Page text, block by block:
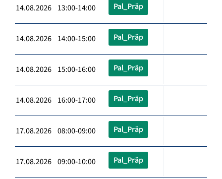
14.08.2026 13:00-14:00 Pal_Präp
14.08.2026 14:00-15:00 Pal_Präp
14.08.2026 15:00-16:00 Pal_Präp
14.08.2026 16:00-17:00 Pal_Präp
17.08.2026 08:00-09:00 Pal_Präp
17.08.2026 09:00-10:00 Pal_Präp